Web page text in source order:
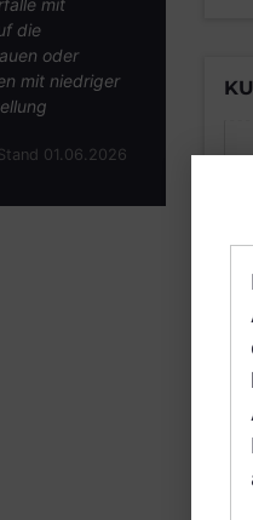
mit
die
oder
mit niedriger
01.06.2026